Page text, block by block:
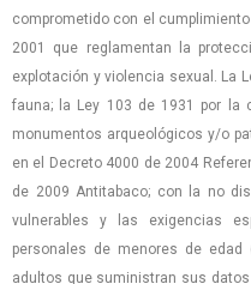
comprometido con el
2001 que reglamentan la
explotación y violencia sexual. La
fauna; la Ley 103 de 1931 por la
monumentos arqueológicos y/o
en el Decreto 4000 de 2004
de 2009 Antitabaco; con la no
vulnerables y las exigencias
personales de menores de
adultos que suministran sus